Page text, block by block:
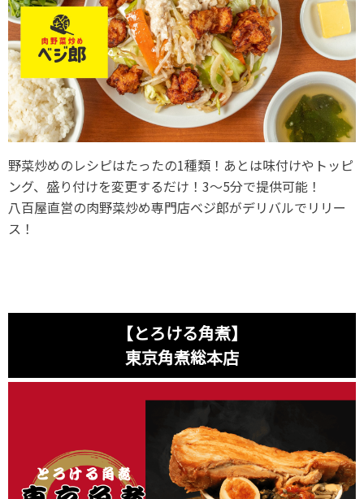
野菜炒めのレシピはたったの1種類！あとは味付けやトッピ
ング、盛り付けを変更するだけ！3～5分で提供可能！
八百屋直営の肉野菜炒め専門店ベジ郎がデリバルでリリー
ス！
【とろける角煮】
東京角煮総本店